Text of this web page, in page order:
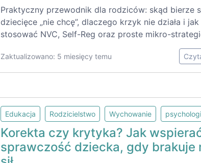
Praktyczny przewodnik dla rodziców: skąd bierze
dziecięce „nie chcę”, dlaczego krzyk nie działa i jak
stosować NVC, Self-Reg oraz proste mikro-
Zaktualizowano: 5 miesięcy temu
Edukacja Rodzicielstwo Wychowanie
Korekta czy krytyka? Jak
sprawczość dziecka, gdy brakuje